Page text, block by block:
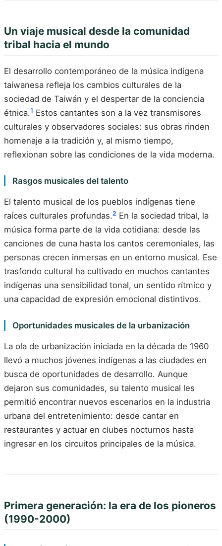
Un viaje musical desde la comunidad
tribal hacia el mundo
El desarrollo contemporáneo de la música indígena
taiwanesa refleja los cambios culturales de la
sociedad de Taiwán y el despertar de la conciencia
étnica.1 Estos cantantes son a la vez transmisores
culturales y observadores sociales: sus obras rinden
homenaje a la tradición y, al mismo tiempo,
reflexionan sobre las condiciones de la vida moderna.
Rasgos musicales del talento
El talento musical de los pueblos indígenas tiene
raíces culturales profundas.2 En la sociedad tribal, la
música forma parte de la vida cotidiana: desde las
canciones de cuna hasta los cantos ceremoniales, las
personas crecen inmersas en un entorno musical. Ese
trasfondo cultural ha cultivado en muchos cantantes
indígenas una sensibilidad tonal, un sentido rítmico y
una capacidad de expresión emocional distintivos.
Oportunidades musicales de la urbanización
La ola de urbanización iniciada en la década de 1960
llevó a muchos jóvenes indígenas a las ciudades en
busca de oportunidades de desarrollo. Aunque
dejaron sus comunidades, su talento musical les
permitió encontrar nuevos escenarios en la industria
urbana del entretenimiento: desde cantar en
restaurantes y actuar en clubes nocturnos hasta
ingresar en los circuitos principales de la música.
Primera generación: la era de los pioneros
(1990-2000)